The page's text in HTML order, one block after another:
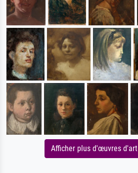
Afficher plus d'œuvres